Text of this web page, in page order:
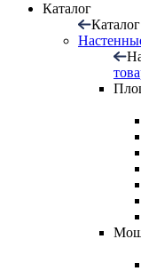
Каталог
Каталог